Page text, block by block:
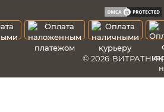
© 2026 ВИТРАТНИК